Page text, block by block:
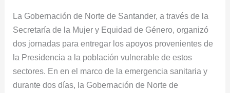
La Gobernación de Norte de Santander, a través de la
Secretaría de la Mujer y Equidad de Género, organizó
dos jornadas para entregar los apoyos provenientes de
la Presidencia a la población vulnerable de estos
sectores. En en el marco de la emergencia sanitaria y
durante dos días, la Gobernación de Norte de
humanitarias
en
Cúcuta